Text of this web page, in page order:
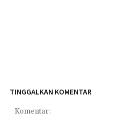
TINGGALKAN KOMENTAR